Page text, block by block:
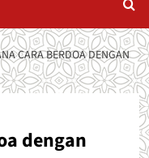
CARA BERDOA DENGAN
dengan